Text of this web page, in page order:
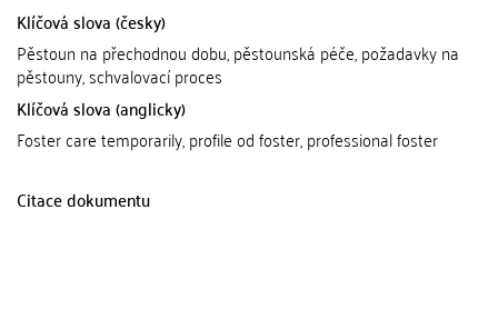
Klíčová slova (česky)
Pěstoun na přechodnou dobu, pěstounská péče, požadavky na
pěstouny, schvalovací proces
Klíčová slova (anglicky)
Foster care temporarily, profile od foster, professional foster
Citace dokumentu